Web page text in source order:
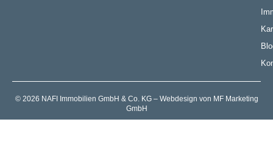
© 2026 NAFI Immobilien GmbH & Co. KG – Webdesign von MF Marketing
GmbH